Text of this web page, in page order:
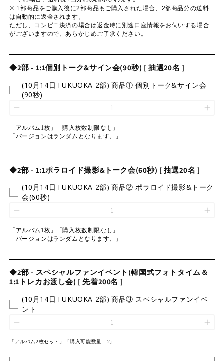
※ 1部商品をご購入後に2部商品もご購入された場合、2部商品分の送料
は自動的に返金されます。
ただし、コンビニ決済の場合は返金時に別途口座情報をお伺いする場合
がございますので、あらかじめご了承ください。
◆2部 - 1:1個別トーク&サイン会(90秒) [ 抽選20名 ]
(10月14日 FUKUOKA 2部) 商品① 個別トーク&サイン会
(90秒)
「アルバム1枚」「購入枚数制限なし」
「バージョンはランダムとなります。」
◆2部 - 1:1ポラロイド撮影&トーク会(60秒) [ 抽選20名 ]
(10月14日 FUKUOKA 2部) 商品② ポラロイド撮影&トーク
会(60秒)
「アルバム1枚」「購入枚数制限なし」
「バージョンはランダムとなります。」
◆2部 - スペシャルファンイベント(韓国式フォトタイム＆
1:1トレカお渡し会) [ 先着200名 ]
(10月14日 FUKUOKA 2部) 商品③ スペシャルファンイベ
ント
「アルバム2枚セット」 「購入可能数量 : 2」